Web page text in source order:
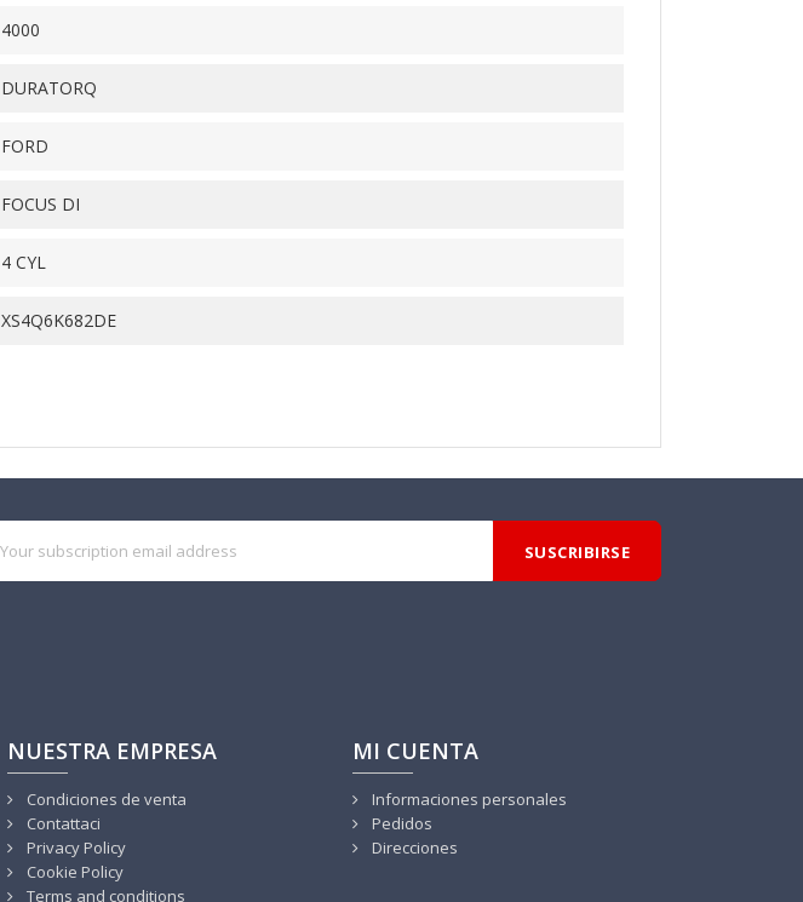
4000
DURATORQ
FORD
FOCUS DI
4 CYL
XS4Q6K682DE
NUESTRA EMPRESA
Condiciones de venta
Contattaci
Privacy Policy
Cookie Policy
Terms and conditions
MI CUENTA
Informaciones personales
Pedidos
Direcciones